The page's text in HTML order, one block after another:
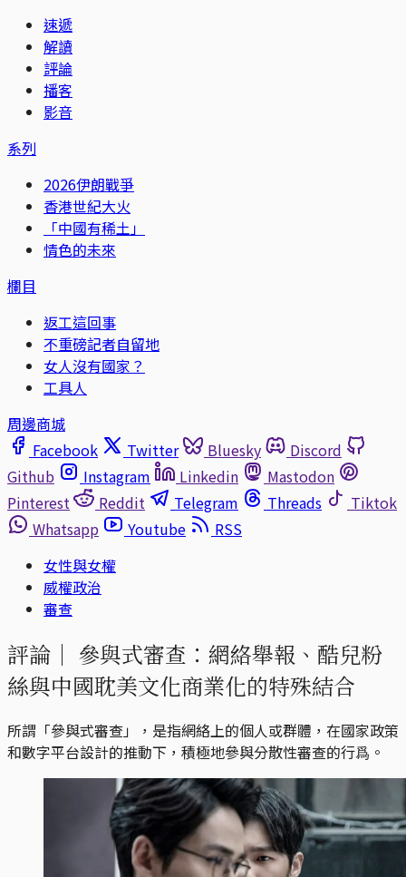
速遞
解讀
評論
播客
影音
系列
2026伊朗戰爭
香港世紀大火
「中國有稀土」
情色的未來
欄目
返工這回事
不重磅記者自留地
女人沒有國家？
工具人
周邊商城
Facebook
Twitter Bluesky
Discord
Github
Instagram Linkedin
Mastodon
Pinterest
Reddit Telegram Threads
Tiktok
Whatsapp
Youtube
RSS
女性與女權
威權政治
審查
評論｜ 參與式審查：網絡舉報、酷兒粉
絲與中國耽美文化商業化的特殊結合
所謂「參與式審查」，是指網絡上的個人或群體，在國家政策
和數字平台設計的推動下，積極地參與分散性審查的行爲。